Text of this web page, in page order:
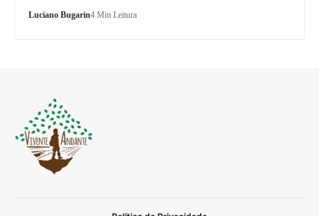
Luciano Bugarin4 Min Leitura